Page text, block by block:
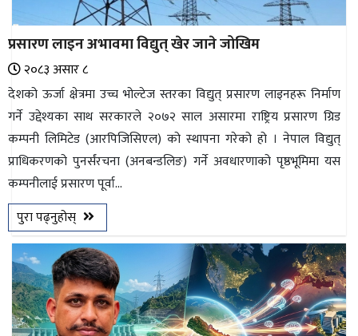
प्रसारण लाइन अभावमा विद्युत्‌ खेर जाने जोखिम
२०८३ असार ८
देशको ऊर्जा क्षेत्रमा उच्च भोल्टेज स्तरका विद्युत् प्रसारण लाइनहरू निर्माण
गर्ने उद्देश्यका साथ सरकारले २०७२ साल असारमा राष्ट्रिय प्रसारण ग्रिड
कम्पनी लिमिटेड (आरपिजिसिएल) को स्थापना गरेको हो । नेपाल विद्युत्
प्राधिकरणको पुनर्संरचना (अनबन्डलिङ) गर्ने अवधारणाको पृष्ठभूमिमा यस
कम्पनीलाई प्रसारण पूर्वा...
पुरा पढ्नुहोस्